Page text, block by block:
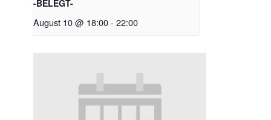
-BELEGT-
August 10 @ 18:00- 22:00